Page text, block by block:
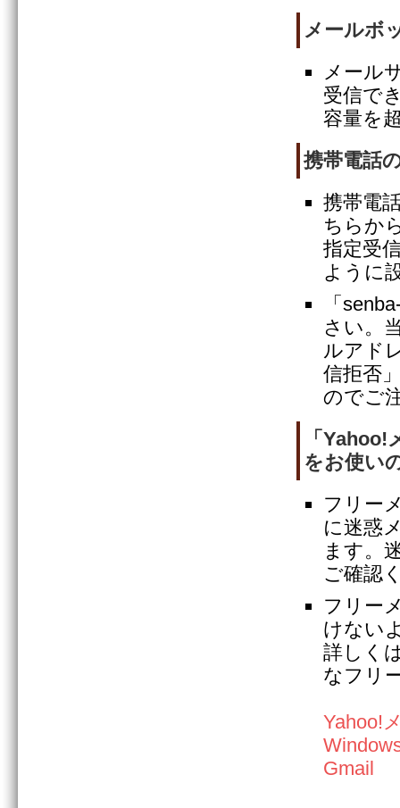
メールボ
メール
受信で
容量を
携帯電話
携帯電
ちらか
指定受
ように
「
さい。
ルアド
信拒否
のでご
「
をお使い
フリー
に迷惑
ます。
ご確認
フリー
けない
詳しく
なフリ
Gmail